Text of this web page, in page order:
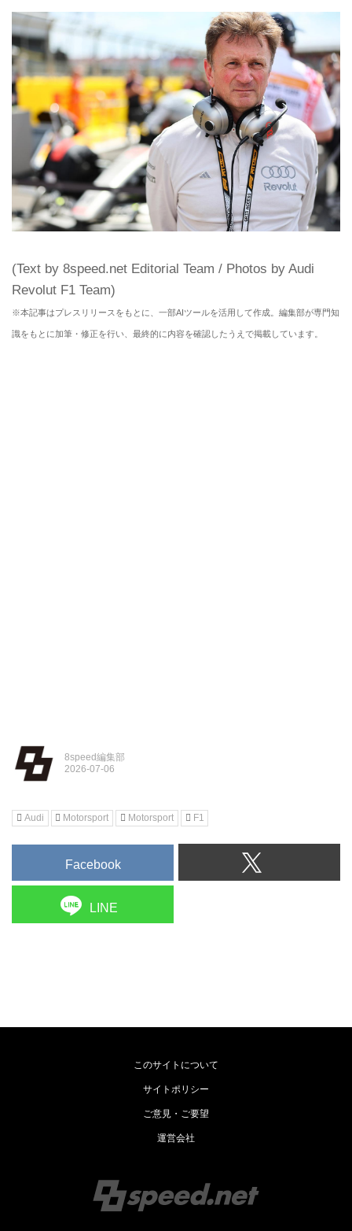
(Text by 8speed.net Editorial Team / Photos by Audi
Revolut F1 Team)
※本記事はプレスリリースをもとに、一部AIツールを活用して作成。編集部が専門知
識をもとに加筆・修正を行い、最終的に内容を確認したうえで掲載しています。
8speed編集部
Audi Motorsport Motorsport F1
Facebook
LINE
このサイトについて
サイトポリシー
ご意見・ご要望
運営会社